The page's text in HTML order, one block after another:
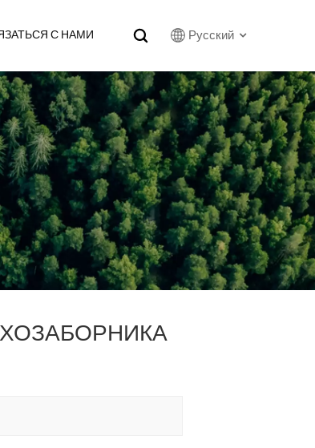
С НАМИ Русский
English
Français
Русский
بالعربية
español
한국어